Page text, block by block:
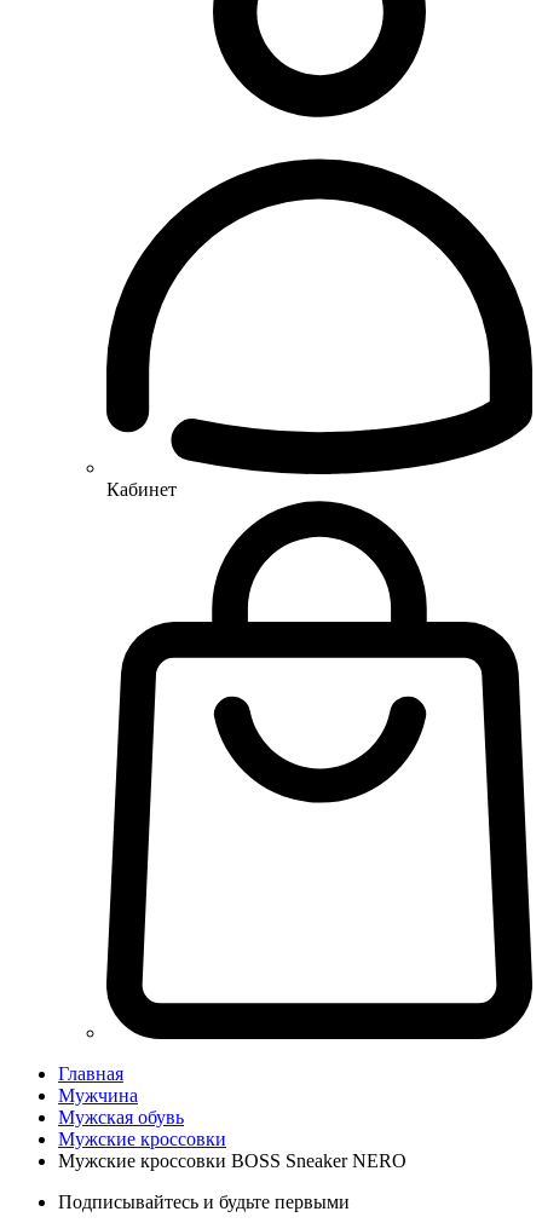
Кабинет
Главная
Мужчина
Мужская обувь
Мужские кроссовки
Мужские кроссовки BOSS Sneaker NERO
Подписывайтесь и будьте первыми